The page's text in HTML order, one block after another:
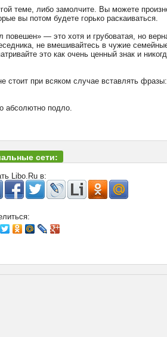
теме, либо замолчите. Вы можете
вы потом будете горько раскаиваться.
повешен» — это хотя и грубоватая, но
не вмешивайтесь в чужие
это как очень ценный знак и
стоит при всяком случае вставлять
абсолютно подло.
сети:
Libo.Ru в: